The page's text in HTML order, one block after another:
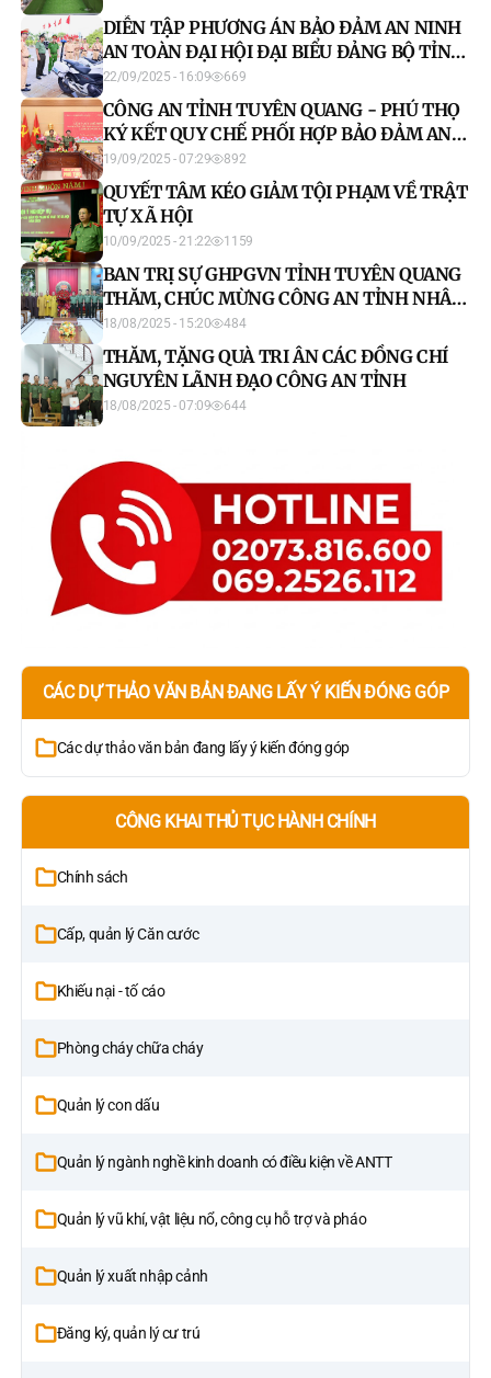
DIỄN TẬP PHƯƠNG ÁN BẢO ĐẢM AN NINH
AN TOÀN ĐẠI HỘI ĐẠI BIỂU ĐẢNG BỘ TỈNH
NHIỆM KỲ 2025 - 2030
22/09/2025 - 16:09 669
CÔNG AN TỈNH TUYÊN QUANG - PHÚ THỌ
KÝ KẾT QUY CHẾ PHỐI HỢP BẢO ĐẢM AN
NINH TRẬT TỰ ĐỊA BÀN GIÁP RANH
19/09/2025 - 07:29 892
QUYẾT TÂM KÉO GIẢM TỘI PHẠM VỀ TRẬT
TỰ XÃ HỘI
10/09/2025 - 21:22 1159
BAN TRỊ SỰ GHPGVN TỈNH TUYÊN QUANG
THĂM, CHÚC MỪNG CÔNG AN TỈNH NHÂN
DỊP KỶ NIỆM 80 NĂM NGÀY THÀNH LẬP
CAND VIỆT NAM
18/08/2025 - 15:20 484
THĂM, TẶNG QUÀ TRI ÂN CÁC ĐỒNG CHÍ
NGUYÊN LÃNH ĐẠO CÔNG AN TỈNH
18/08/2025 - 07:09 644
CÁC DỰ THẢO VĂN BẢN ĐANG LẤY Ý KIẾN ĐÓNG GÓP
Các dự thảo văn bản đang lấy ý kiến đóng góp
CÔNG KHAI THỦ TỤC HÀNH CHÍNH
Chính sách
Cấp, quản lý Căn cước
Khiếu nại - tố cáo
Phòng cháy chữa cháy
Quản lý con dấu
Quản lý ngành nghề kinh doanh có điều kiện về ANTT
Quản lý vũ khí, vật liệu nổ, công cụ hỗ trợ và pháo
Quản lý xuất nhập cảnh
Đăng ký, quản lý cư trú